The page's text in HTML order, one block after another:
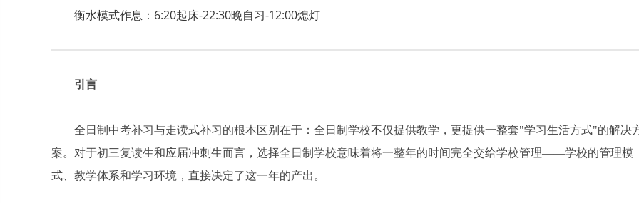
衡水模式作息：6:20起床-22:30晚自习-12:00熄灯
引言
全日制中考补习与走读式补习的根本区别在于：全日制学校不仅提供教学，更提供一整套"学习生活方式"的解决
案。对于初三复读生和应届冲刺生而言，选择全日制学校意味着将一整年的时间完全交给学校管理——学校的管理模
式、教学体系和学习环境，直接决定了这一年的产出。